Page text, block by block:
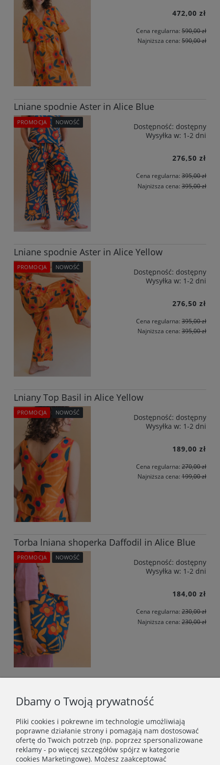
472,00 zł
Cena regularna: 590,00 zł
Najniższa cena: 590,00 zł
Lniane spodnie Aster in Alice Blue
Dostępność: dostępny
Wysyłka w: 1-2 dni
276,50 zł
Cena regularna: 395,00 zł
Najniższa cena: 395,00 zł
PROMOCJA NOWOŚĆ
Lniane spodnie Aster in Alice Yellow
Dostępność: dostępny
Wysyłka w: 1-2 dni
276,50 zł
Cena regularna: 395,00 zł
Najniższa cena: 395,00 zł
PROMOCJA NOWOŚĆ
Lniany Top Basil in Alice Yellow
Dostępność: dostępny
Wysyłka w: 1-2 dni
189,00 zł
Cena regularna: 270,00 zł
Najniższa cena: 199,00 zł
PROMOCJA NOWOŚĆ
Torba lniana shoperka Daffodil in Alice Blue
Dostępność: dostępny
Wysyłka w: 1-2 dni
184,00 zł
Cena regularna: 230,00 zł
Najniższa cena: 230,00 zł
PROMOCJA NOWOŚĆ
Dostępność:
Wysyłka w:
184,00 zł
Cena regularna:
PROMOCJA NOWOŚĆ
Dbamy o Twoją prywatność
Pliki cookies i pokrewne im technologie umożliwiają
poprawne działanie strony i pomagają nam dostosować
ofertę do Twoich potrzeb (np. poprzez spersonalizowane
reklamy - po więcej szczegółów spójrz w kategorie
cookies Marketingowe). Możesz zaakceptować